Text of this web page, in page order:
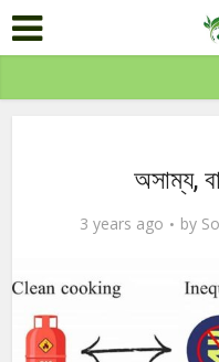
অসাম্য,
3 years ago by